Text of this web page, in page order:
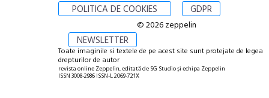
POLITICA DE COOKIES GDPR
NEWSLETTER
© 2026 zeppelin
Toate imaginile si textele de pe acest site sunt protejate de legea
drepturilor de autor
revista online Zeppelin, editată de SG Studio și echipa Zeppelin
ISSN 3008-2986 ISSN-L 2069-721X